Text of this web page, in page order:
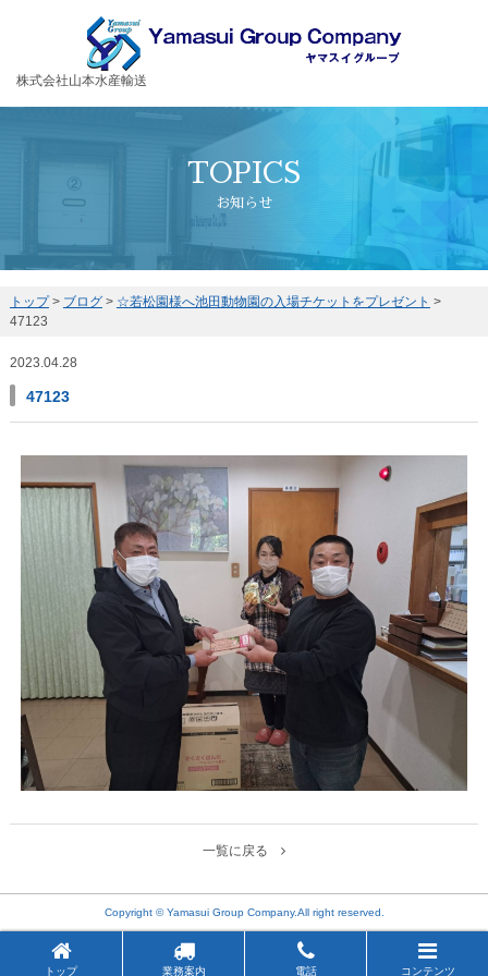
お客様の大切な荷物を安全・丁寧に運送するヤマスイグループ
株式会社山本水産輸送
TOPICS
お知らせ
トップ> ブログ> ☆若松園様へ池田動物園の入場チケットをプレゼント >
47123
2023.04.28
47123
一覧に戻る
Copyright © Yamasui Group Company.All right reserved.
トップ 業務案内 電話 コンテンツ